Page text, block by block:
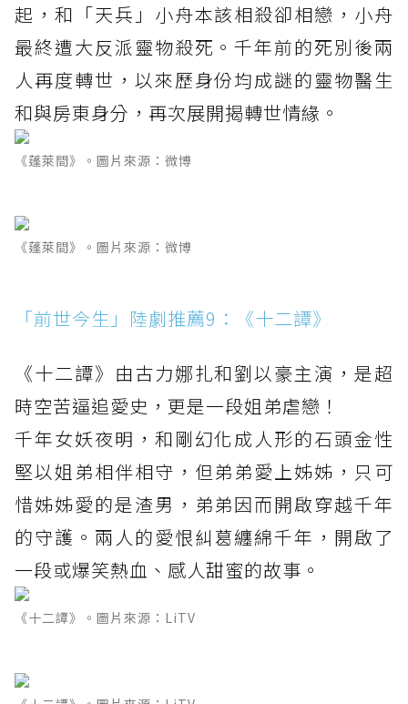
起，和「天兵」小舟本該相殺卻相戀，小舟
最終遭大反派靈物殺死。千年前的死別後兩
人再度轉世，以來歷身份均成謎的靈物醫生
和與房東身分，再次展開揭轉世情緣。
《蓬萊間》。圖片來源：微博
《蓬萊間》。圖片來源：微博
「前世今生」陸劇推薦9：《十二譚》
《十二譚》由古力娜扎和劉以豪主演，是超
時空苦逼追愛史，更是一段姐弟虐戀！
千年女妖夜明，和剛幻化成人形的石頭金性
堅以姐弟相伴相守，但弟弟愛上姊姊，只可
惜姊姊愛的是渣男，弟弟因而開啟穿越千年
的守護。兩人的愛恨糾葛纏綿千年，開啟了
一段或爆笑熱血、感人甜蜜的故事。
《十二譚》。圖片來源：LiTV